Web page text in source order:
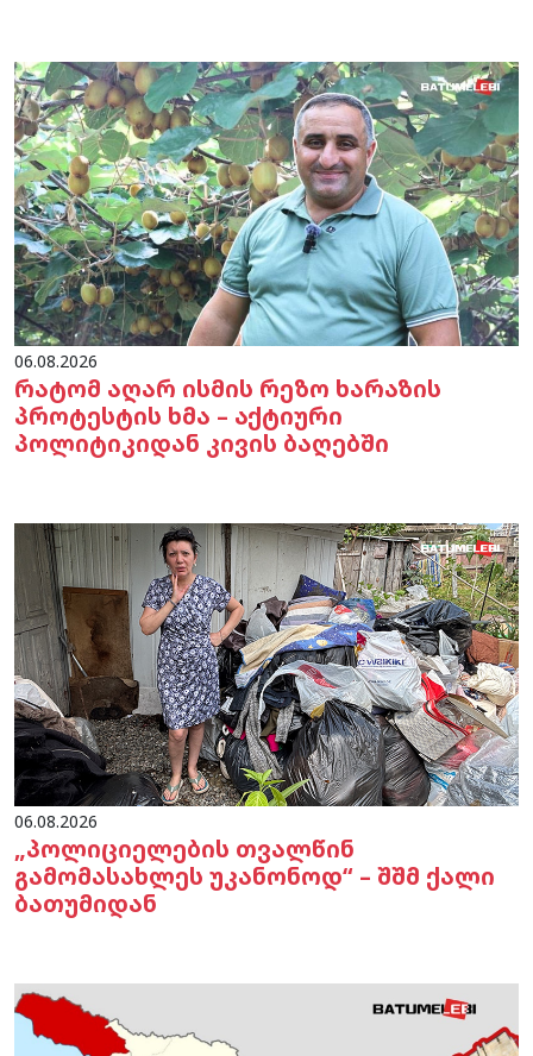
06.08.2026
რატომ აღარ ისმის რეზო ხარაზის
პროტესტის ხმა – აქტიური
პოლიტიკიდან კივის ბაღებში
06.08.2026
„პოლიციელების თვალწინ
გამომასახლეს უკანონოდ“ – შშმ ქალი
ბათუმიდან